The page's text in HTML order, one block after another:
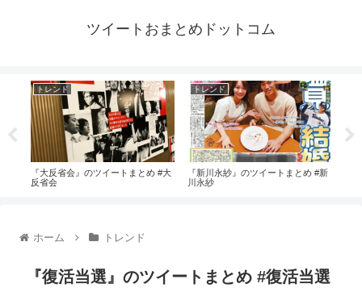
ツイートおまとめドットコム
トレンド
『大反省会』のツイートまとめ #大
反省会
トレンド
『新川永紗』のツイートまとめ #新
川永紗
ホーム トレンド
『復活当選』のツイートまとめ #復活当選